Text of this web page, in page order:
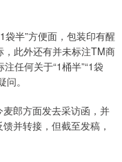
袋半”方便面，包装印有醒
，此外还有并未标注TM商
任何关于“1桶半”“1袋
。
郎方面发去采访函，并
并转接，但截至发稿，